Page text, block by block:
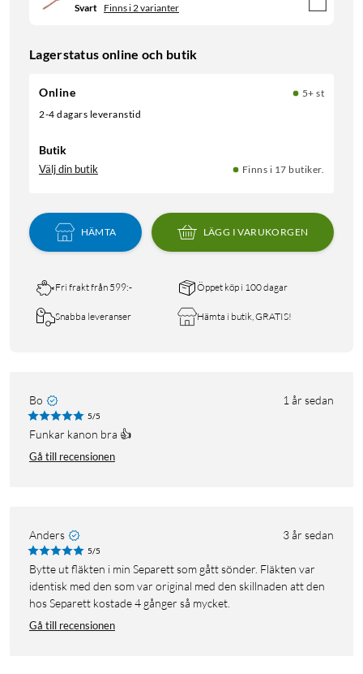
Svart Finns i 2 varianter
Lagerstatus online och butik
Online
5+ st
2-4 dagars leveranstid
Butik
Välj din butik Finns i 17 butiker.
HÄMTA LÄGG I VARUKORGEN
Fri frakt från 599:- Öppet köp i 100 dagar
Snabba leveranser Hämta i butik, GRATIS!
Bo 1 år sedan
5/5
Funkar kanon bra 👍
Gå till recensionen
Anders 3 år sedan
5/5
Bytte ut fläkten i min Separett som gått sönder. Fläkten var
identisk med den som var original med den skillnaden att den
hos Separett kostade 4 gånger så mycket.
Gå till recensionen